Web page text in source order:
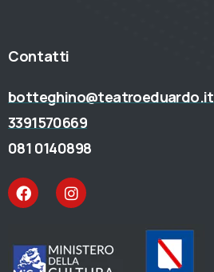
Contatti
botteghino@teatroeduardo.it
3391570669
081 0140898